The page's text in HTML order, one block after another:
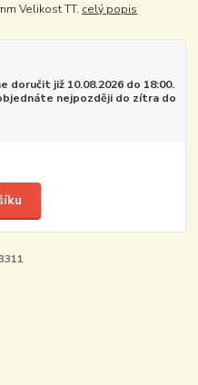
Velikost TT. celý popis
doručit již 10.08.2026 do 18:00.
nejpozději do zítra do